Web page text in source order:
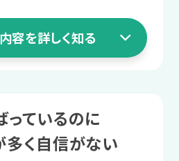
動ステージ
ど、本格的に就職活
。
習ステージ
つける
働くことや業務上の
をじっくり探す
困りを相談する
適職の
容を詳しく知る
っているのに
多く自信がない